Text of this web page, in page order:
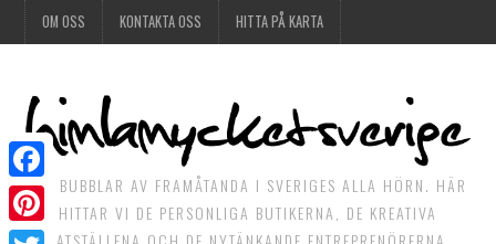
OM OSS KONTAKTA OSS HITTA PÅ KARTA
DET BUBBLAR AV FRAMÅTANDA I SVERIGES ALLA HÖRN. HÄR
HITTAR VI DE PERSONLIGA BUTIKERNA, DE KREATIVA
Facebook
Pinterest